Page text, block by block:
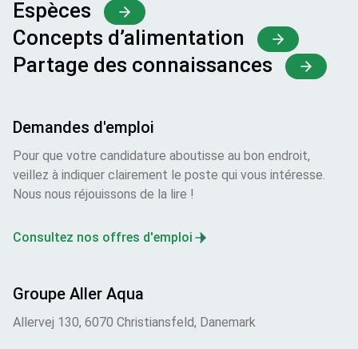
Espèces
Concepts d’alimentation
Partage des connaissances
Demandes d'emploi
Pour que votre candidature aboutisse au bon endroit,
veillez à indiquer clairement le poste qui vous intéresse.
Nous nous réjouissons de la lire !
Consultez nos offres d'emploi
Groupe Aller Aqua
Allervej 130, 6070 Christiansfeld, Danemark